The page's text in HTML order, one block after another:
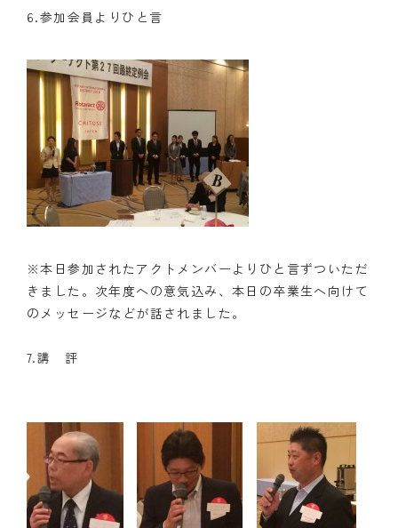
6.参加会員よりひと言
※本日参加されたアクトメンバーよりひと言ずついただ
きました。次年度への意気込み、本日の卒業生へ向けて
のメッセージなどが話されました。
7.講 評